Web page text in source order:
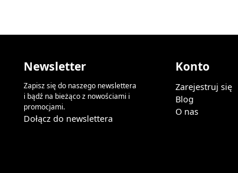
Newsletter
Zapisz się do naszego newslettera
i bądź na bieżąco z nowościami i
promocjami.
Dołącz do newslettera
Konto
Zarejestruj się
Blog
O nas